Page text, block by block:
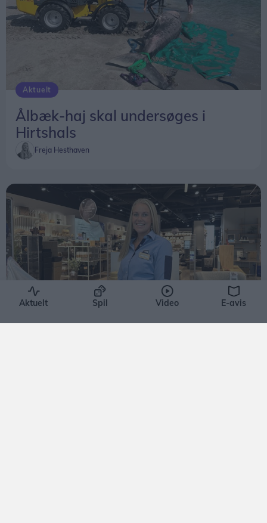
Aktuelt
Ålbæk-haj skal undersøges i
Hirtshals
Freja Hesthaven
Aktuelt Spil Video E-avis